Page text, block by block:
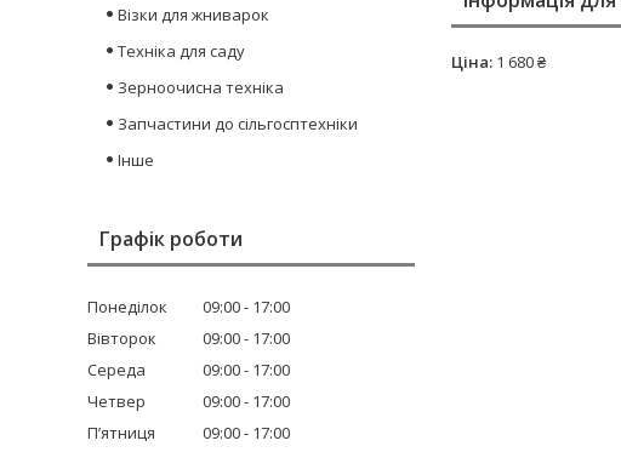
Ціна: 1 680 ₴
Візки для жниварок
Техніка для саду
Зерноочисна техніка
Запчастини до сільгосптехніки
Інше
Графік роботи
Понеділок 09:00
17:00
Вівторок
09:00
17:00
Середа
09:00
17:00
Четвер
09:00
17:00
Пʼятниця
09:00
17:00